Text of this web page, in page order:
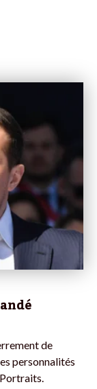
de
personnalités